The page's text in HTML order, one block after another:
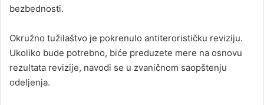
bezbednosti.
Okružno tužilaštvo je pokrenulo antiterorističku reviziju.
Ukoliko bude potrebno, biće preduzete mere na osnovu
rezultata revizije, navodi se u zvaničnom saopštenju
odeljenja.